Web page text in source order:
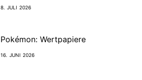
8. JULI 2026
Pokémon: Wertpapiere
16. JUNI 2026